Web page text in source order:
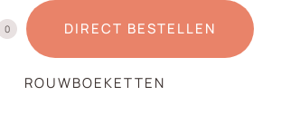
0 DIRECT BESTELLEN
ROUWBOEKETTEN